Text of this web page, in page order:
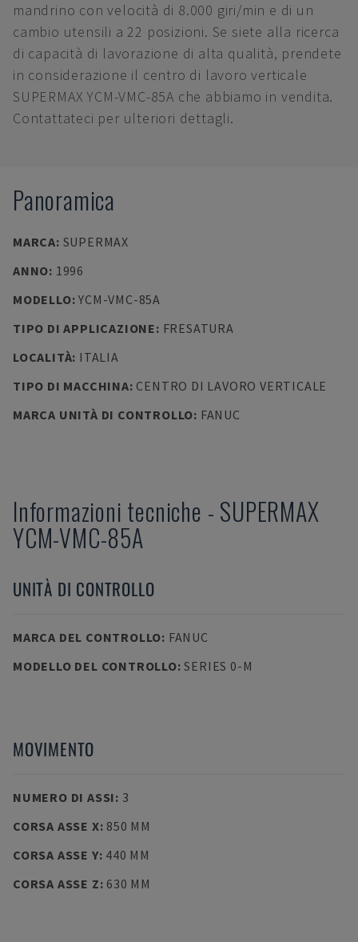
mandrino con velocità di 8.000 giri/min e di un
cambio utensili a 22 posizioni. Se siete alla ricerca
di capacità di lavorazione di alta qualità, prendete
in considerazione il centro di lavoro verticale
SUPERMAX YCM-VMC-85A che abbiamo in vendita.
Contattateci per ulteriori dettagli.
Panoramica
MARCA: SUPERMAX
ANNO: 1996
MODELLO:YCM-VMC-85A
TIPO DI APPLICAZIONE: FRESATURA
LOCALITÀ: ITALIA
TIPO DI MACCHINA: CENTRO DI LAVORO VERTICALE
MARCA UNITÀ DI CONTROLLO: FANUC
Informazioni tecniche - SUPERMAX
YCM-VMC-85A
UNITÀ DI CONTROLLO
MARCA DEL CONTROLLO: FANUC
MODELLO DEL CONTROLLO:SERIES 0-M
MOVIMENTO
NUMERO DI ASSI: 3
CORSA ASSE X: 850 MM
CORSA ASSE Y: 440 MM
CORSA ASSE Z: 630 MM